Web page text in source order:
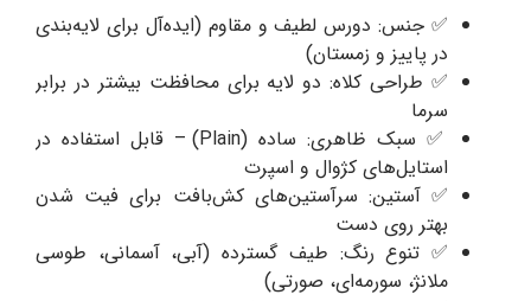
✅ جنس: دورس لطیف و مقاوم (ایده‌آل برای لایه‌بندی
در پاییز و زمستان)
✅ طراحی کلاه: دو لایه برای محافظت بیشتر در برابر
سرما
✅ سبک ظاهری: ساده (Plain) – قابل استفاده در
استایل‌های کژوال و اسپرت
✅ آستین: سرآستین‌های کش‌بافت برای فیت شدن
بهتر روی دست
✅ تنوع رنگ: طیف گسترده (آبی، آسمانی، طوسی
ملانژ، سورمه‌ای، صورتی)